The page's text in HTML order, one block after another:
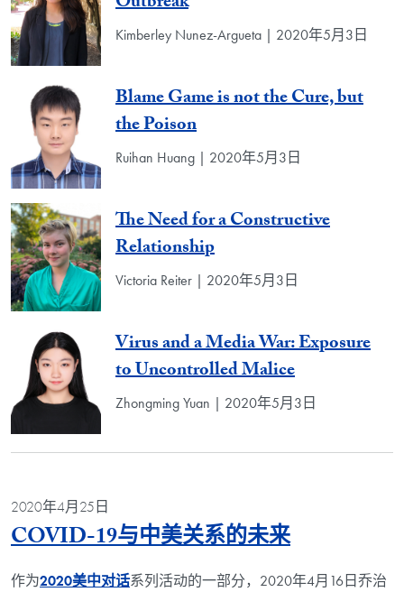
Kimberley Nunez-Argueta | 2020年5月3日
Blame Game is not the Cure, but
the Poison
Ruihan Huang | 2020年5月3日
The Need for a Constructive
Relationship
Victoria Reiter | 2020年5月3日
Virus and a Media War: Exposure
to Uncontrolled Malice
Zhongming Yuan | 2020年5月3日
2020年4月25日
COVID-19与中美关系的未来Blog Post
作为2020美中对话系列活动的一部分，2020年4月16日乔治